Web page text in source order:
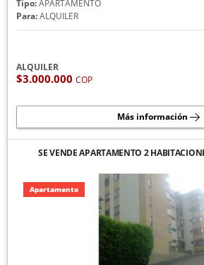
Tipo:APARTAMENTO
Para:ALQUILER
ALQUILER
$3.000.000 COP
Más información
SE VENDE APARTAMENTO 2
Apartamento